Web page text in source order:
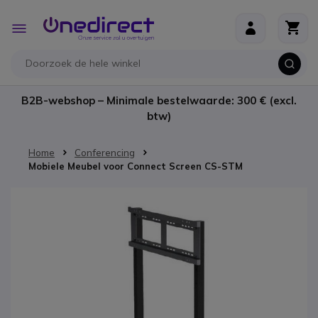
Toggle
Nav
B2B-webshop – Minimale bestelwaarde: 300 € (excl.
btw)
Home
Conferencing
Mobiele Meubel voor Connect Screen CS-STM